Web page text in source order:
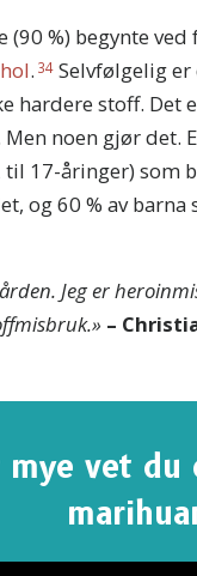
(90 %) begynte
. 34 Selvfølgelig
hardere stoff.
noen gjør det.
17-åringer) som
og 60 % av
Jeg er
–
mye vet du